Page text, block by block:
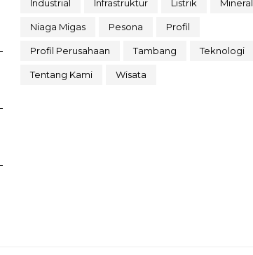
Industrial Infrastruktur Listrik Mineral
Niaga Migas Pesona Profil
Profil Perusahaan Tambang Teknologi
Tentang Kami Wisata